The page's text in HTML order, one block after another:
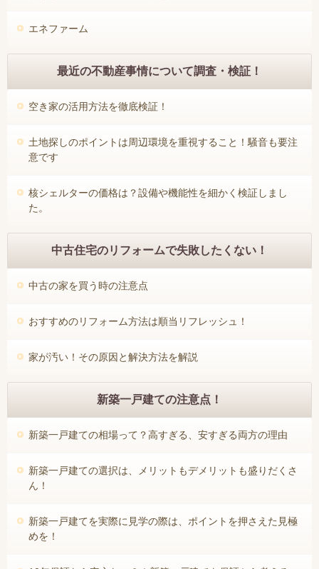
エネファーム
最近の不動産事情について調査・検証！
空き家の活用方法を徹底検証！
土地探しのポイントは周辺環境を重視すること！騒音も要注
意です
核シェルターの価格は？設備や機能性を細かく検証しまし
た。
中古住宅のリフォームで失敗したくない！
中古の家を買う時の注意点
おすすめのリフォーム方法は順当リフレッシュ！
家が汚い！その原因と解決方法を解説
新築一戸建ての注意点！
新築一戸建ての相場って？高すぎる、安すぎる両方の理由
新築一戸建ての選択は、メリットもデメリットも盛りだくさ
ん！
新築一戸建てを実際に見学の際は、ポイントを押さえた見極
めを！